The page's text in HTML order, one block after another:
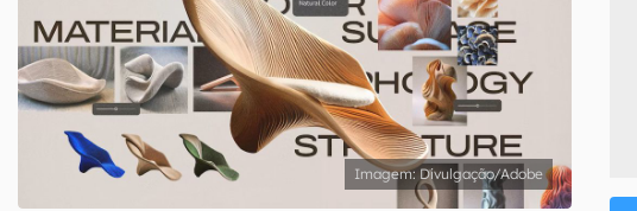
Divulgação/Adobe